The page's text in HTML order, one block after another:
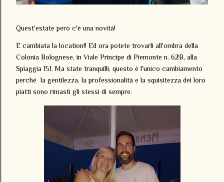
Quest'estate però c'è una novità!
È cambiata la location!! Ed ora potete trovarli all'ombra della
Colonia Bolognese, in Viale Principe di Piemonte n. 62B, alla
Spiaggia 151. Ma state tranquilli, questo è l'unico cambiamento
perché la gentilezza, la professionalità e la squisitezza dei loro
piatti sono rimasti gli stessi di sempre.